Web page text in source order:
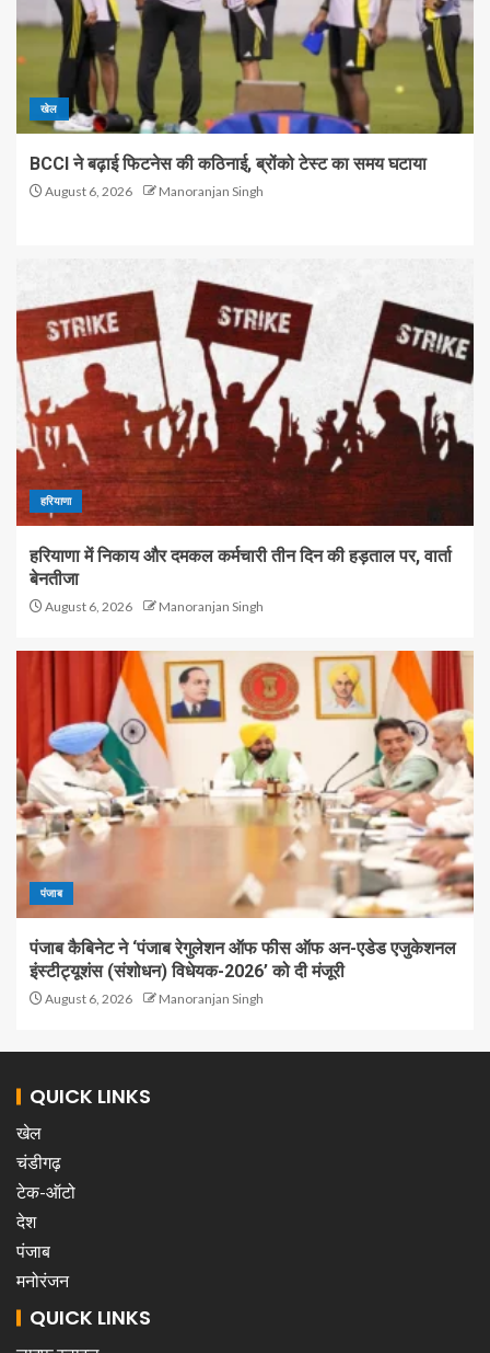
खेल
BCCI ने बढ़ाई फिटनेस की कठिनाई, ब्रोंको टेस्ट का समय घटाया
August 6, 2026 Manoranjan Singh
हरियाणा
हरियाणा में निकाय और दमकल कर्मचारी तीन दिन की हड़ताल पर, वार्ता
बेनतीजा
August 6, 2026 Manoranjan Singh
पंजाब
पंजाब कैबिनेट ने ‘पंजाब रेगुलेशन ऑफ फीस ऑफ अन-एडेड एजुकेशनल
इंस्टीट्यूशंस (संशोधन) विधेयक-2026’ को दी मंजूरी
August 6, 2026 Manoranjan Singh
QUICK LINKS
खेल
चंडीगढ़
टेक-ऑटो
देश
पंजाब
मनोरंजन
QUICK LINKS